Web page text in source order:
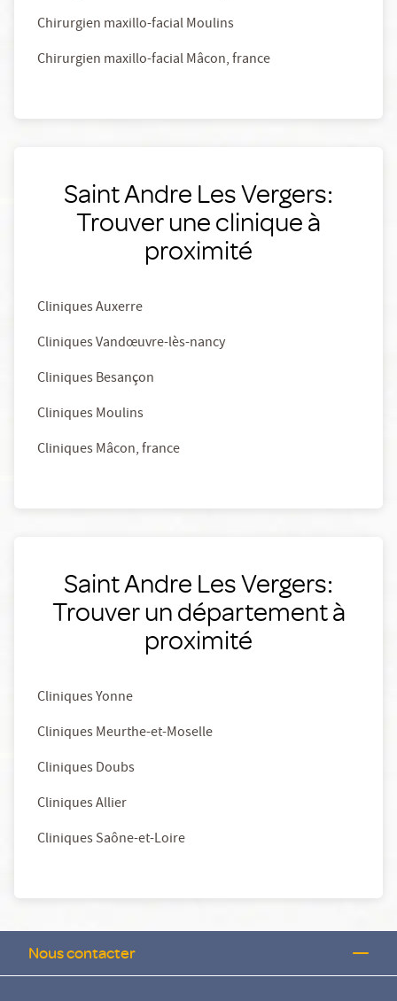
Chirurgien maxillo-facial Moulins
Chirurgien maxillo-facial Mâcon, france
Saint Andre Les Vergers:
Trouver une clinique à
proximité
Cliniques Auxerre
Cliniques Vandœuvre-lès-nancy
Cliniques Besançon
Cliniques Moulins
Cliniques Mâcon, france
Saint Andre Les Vergers:
Trouver un département à
proximité
Cliniques Yonne
Cliniques Meurthe-et-Moselle
Cliniques Doubs
Cliniques Allier
Cliniques Saône-et-Loire
Nous contacter